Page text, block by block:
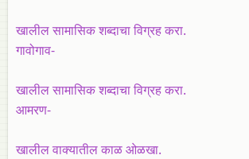
खालील सामासिक शब्दाचा विग्रह करा.
गावोगाव-
खालील सामासिक शब्दाचा विग्रह करा.
आमरण-
खालील वाक्यातील काळ ओळखा.